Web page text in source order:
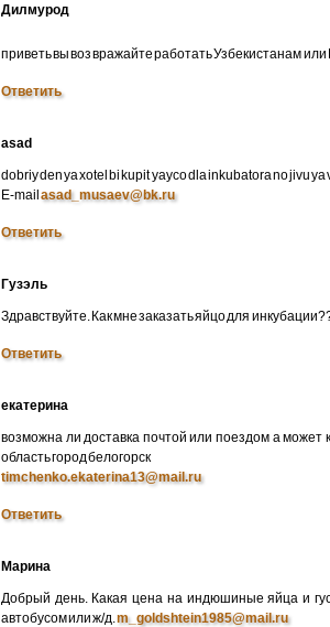
Дилмурод
приветь вы воз вражайте работать Узбекистанам
Ответить
asad
dobriy den ya xotel bi kupit yayco dla inkubatora no jivu ya
E-mailasad_musaev@bk.ru
Ответить
Гузэль
Здравствуйте. Как мне заказать яйцо для
Ответить
екатерина
возможна ли доставка почтой или поездом а
область город белогорск
timchenko.ekaterina13@mail.ru
Ответить
Марина
Добрый день. Какая цена на индюшиные яйца и
автобусом или ж/д.m_goldshtein1985@mail.ru